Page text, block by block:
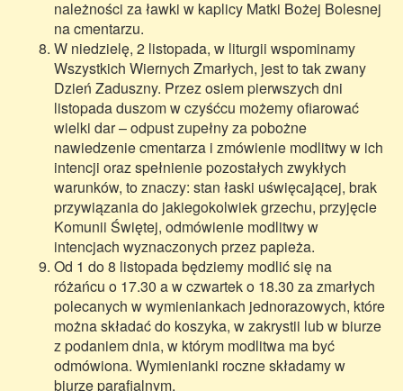
należności za ławki w kaplicy Matki Bożej Bolesnej
na cmentarzu.
W niedzielę, 2 listopada, w liturgii wspominamy
Wszystkich Wiernych Zmarłych, jest to tak zwany
Dzień Zaduszny. Przez osiem pierwszych dni
listopada duszom w czyśćcu możemy ofiarować
wielki dar – odpust zupełny za pobożne
nawiedzenie cmentarza i zmówienie modlitwy w ich
intencji oraz spełnienie pozostałych zwykłych
warunków, to znaczy: stan łaski uświęcającej, brak
przywiązania do jakiegokolwiek grzechu, przyjęcie
Komunii Świętej, odmówienie modlitwy w
intencjach wyznaczonych przez papieża.
Od 1 do 8 listopada będziemy modlić się na
różańcu o 17.30 a w czwartek o 18.30 za zmarłych
polecanych w wymieniankach jednorazowych, które
można składać do koszyka, w zakrystii lub w biurze
z podaniem dnia, w którym modlitwa ma być
odmówiona. Wymienianki roczne składamy w
biurze parafialnym.